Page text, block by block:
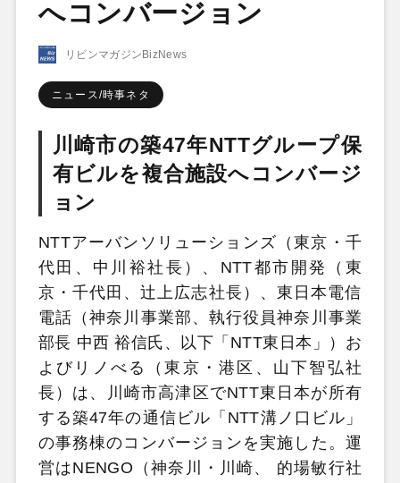
へコンバージョン
リビンマガジンBizNews
ニュース/時事ネタ
川崎市の築47年NTTグループ保
有ビルを複合施設へコンバージ
ョン
NTTアーバンソリューションズ（東京・千
代田、中川裕社長）、NTT都市開発（東
京・千代田、辻󠄀上広志社長）、東日本電信
電話（神奈川事業部、執行役員神奈川事業
部長 中西 裕信氏、以下「NTT東日本」）お
よびリノべる（東京・港区、山下智弘社
長）は、川崎市高津区でNTT東日本が所有
する築47年の通信ビル「NTT溝ノ口ビル」
の事務棟のコンバージョンを実施した。運
営はNENGO（神奈川・川崎、 的場敏行社